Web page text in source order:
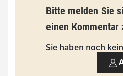
i
s
9
Bitte melden Sie
einen Kommentar
Sie haben noch